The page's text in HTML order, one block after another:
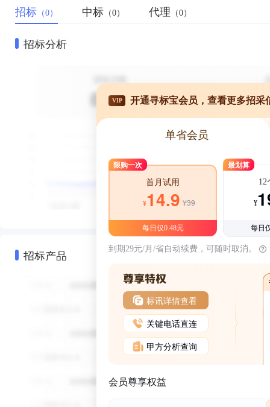
招标 （0） 中标 （0） 代理 （0）
招标分析
招标产品
VIP 开通寻标宝会员，查看更多招采
单省会员
限购一次
首月试用
¥14.9 ¥39
每日仅0.48元
最划算
12
¥
每日
到期29元/月/省自动续费，可随时取消。
标讯详情查看
关键电话直连
甲方分析查询
会员尊享权益